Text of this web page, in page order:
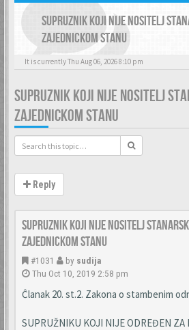
SUPRUZNIK KOJI NIJE NOSITELJ
ZAJEDNICKOM STANU
It is currently Thu Aug 06, 2026 8:10 pm
SUPRUZNIK KOJI NIJE NOSITELJ
ZAJEDNICKOM STANU
Reply
Supruznik koji nije nositelj
zajednickom stanu
#1031 by sudija
Thu Oct 10, 2019 2:58 pm
Ĉlanak 20. st.2. Zakona o stambenim
SUPRUŽNIKU KOJI NIJE ODREĐEN ZA